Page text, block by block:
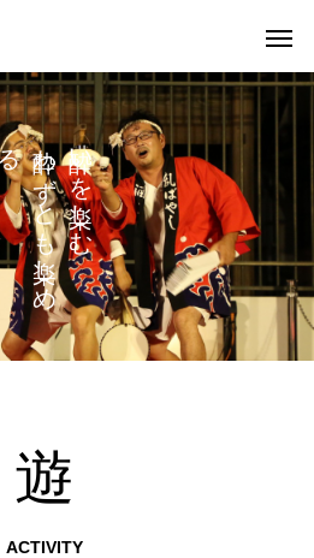
い
を
し
む
わ
ず
と
も
し
め
る
遊
ACTIVITY